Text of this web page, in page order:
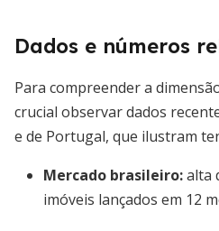
Dados e números
Para compreender a
crucial observar dados
e de Portugal, que ilustram
Mercado brasileiro:alta
imóveis lançados em 12